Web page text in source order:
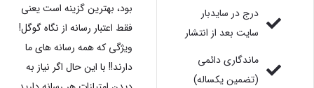
درج در سایدبار
سایت بعد از انتشار
ماندگاری دائمی
(تضمین یکساله)
بود، بهترین گزینه است یعنی
فقط اعتبار رسانه از نگاه گوگل!
ویژگی که همه رسانه های ما
دارند!! با این حال اگر نیاز به